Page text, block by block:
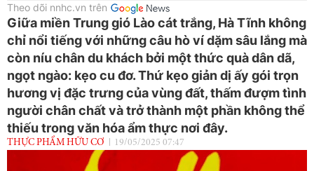
Theo dõi nnhc.vn trên
Giữa miền Trung gió Lào cát trắng, Hà Tĩnh không
chỉ nổi tiếng với những câu hò ví dặm sâu lắng mà
còn níu chân du khách bởi một thức quà dân dã,
ngọt ngào: kẹo cu đơ. Thứ kẹo giản dị ấy gói trọn
hương vị đặc trưng của vùng đất, thấm đượm tình
người chân chất và trở thành một phần không thể
thiếu trong văn hóa ẩm thực nơi đây.
THỰC PHẨM HỮU CƠ 19/05/2025 07:47